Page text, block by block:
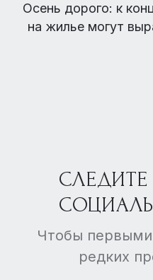
Осень дорого: к
на жилье могут
Почему стоимость
начнет
Чтобы первыми
редких